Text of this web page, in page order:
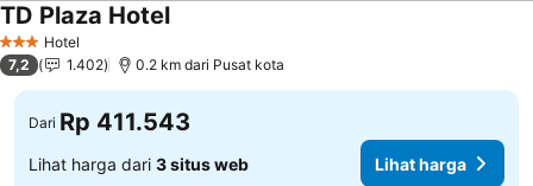
3 BintangHotel
TD Plaza HotelLihat harga
7,2 1.402 0.2 km dari Pusat kota
Dari Rp 411.543
Lihat harga dari 3 situs web Lihat harga